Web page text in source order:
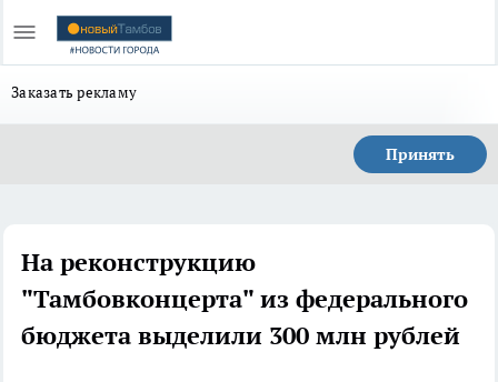
Заказать рекламу
Принять
На реконструкцию
"Тамбовконцерта" из федерального
бюджета выделили 300 млн рублей